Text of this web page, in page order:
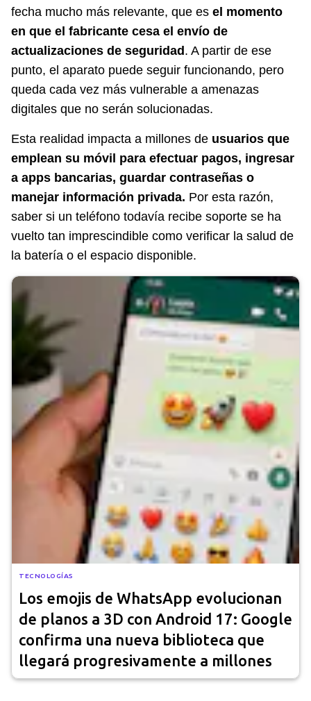
fecha mucho más relevante, que es el momento
en que el fabricante cesa el envío de
actualizaciones de seguridad. A partir de ese
punto, el aparato puede seguir funcionando, pero
queda cada vez más vulnerable a amenazas
digitales que no serán solucionadas.
Esta realidad impacta a millones de usuarios que
emplean su móvil para efectuar pagos, ingresar
a apps bancarias, guardar contraseñas o
manejar información privada. Por esta razón,
saber si un teléfono todavía recibe soporte se ha
vuelto tan imprescindible como verificar la salud de
la batería o el espacio disponible.
TECNOLOGÍAS
Los emojis de WhatsApp evolucionan
de planos a 3D con Android 17: Google
confirma una nueva biblioteca que
llegará progresivamente a millones